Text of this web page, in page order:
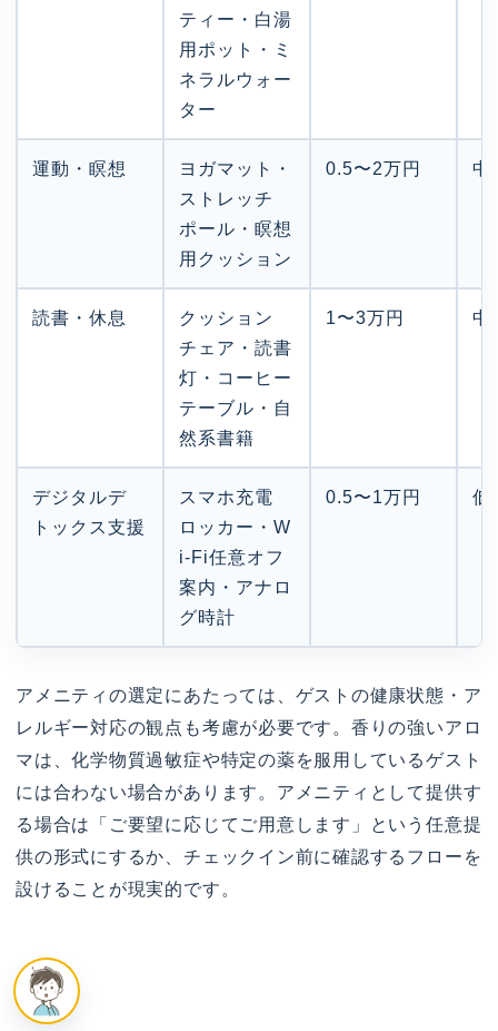
ティー・白湯
用ポット・ミ
ネラルウォー
ター
運動・瞑想
ヨガマット・
ストレッチ
ポール・瞑想
用クッション
0.5〜2万円 中
読書・休息
クッション
チェア・読書
灯・コーヒー
テーブル・自
然系書籍
1〜3万円 中
デジタルデ
トックス支援
スマホ充電
ロッカー・W
i-Fi任意オフ
案内・アナロ
グ時計
0.5〜1万円 低
アメニティの選定にあたっては、ゲストの健康状態・ア
レルギー対応の観点も考慮が必要です。香りの強いアロ
マは、化学物質過敏症や特定の薬を服用しているゲスト
には合わない場合があります。アメニティとして提供す
る場合は「ご要望に応じてご用意します」という任意提
供の形式にするか、チェックイン前に確認するフローを
設けることが現実的です。